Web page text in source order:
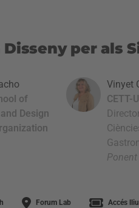
Disseny per als
Vinyet
CETT-
Ponent
of
Design
Forum Lab Accés